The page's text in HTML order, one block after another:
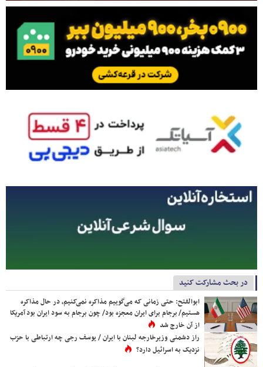
در بحث مشارکت کنید
ابوالفتح: حتی زمانی که می‌گوییم مذاکره نمی‌کنیم، در حال مذاکره
هستیم/ برجام برای ایران معجزه بود/ چون برجام به سود ایران بود آمریکا
از آن خارج شد
راز دشمنی وزیرخارجه لبنان با ایران / یوسف رجی چه ارتباطی با حزب
نزدیک به اسرائیل دارد؟